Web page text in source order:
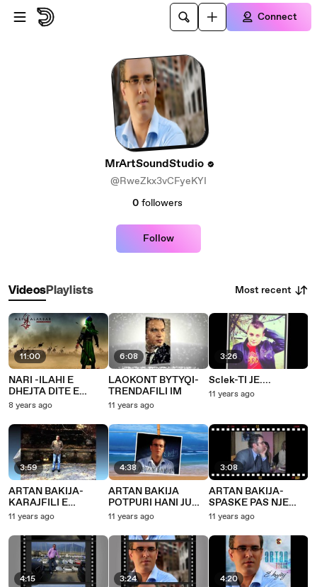
Skip to main content
Connect
MrArtSoundStudio
@RweZkx3vCFyeKYI
0 followers
Follow
VideosPlaylists Most recent
11:00
NARI -ILAHI E
DHEJTA DITE E
MUHARREMIT
8 years ago
3:59
ARTAN BAKIJA-
KARAJFILI E
ZAMBAKU
11 years ago
4:15
6:08
LAOKONT BYTYQI-
TRENDAFILI IM
11 years ago
4:38
ARTAN BAKIJA
POTPURI HANI JU
PINI-CIFTETEL
11 years ago
3:24
3:26
Sclek-TI JE....
11 years ago
3:08
ARTAN BAKIJA-
SPASKE PAS NJE
PIKE MESHIRE
11 years ago
4:20